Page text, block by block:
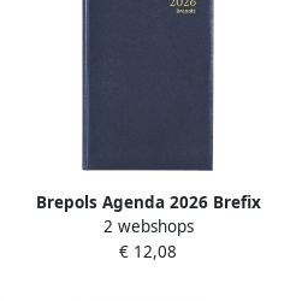
Brepols Agenda 2026 Brefix
Lima 1dag 1pagina zwart
2 webshops
€ 12,08